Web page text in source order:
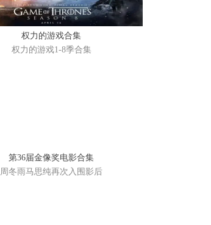
权力的游戏合集
权力的游戏1-8季合集
第36届金像奖电影合集
周冬雨马思纯再次入围影后